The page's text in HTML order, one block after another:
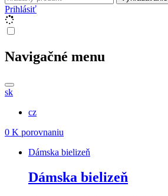
Prihlásiť
Navigačné menu
sk
cz
0 K porovnaniu
Dámska bielizeň
Dámska bielizeň